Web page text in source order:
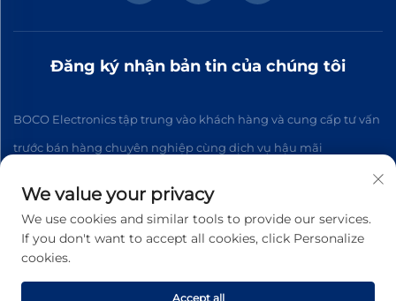
Đăng ký nhận bản tin của chúng tôi
BOCO Electronics tập trung vào khách hàng và cung cấp tư vấn
trước bán hàng chuyên nghiệp cùng dịch vụ hậu mãi
We value your privacy
We use cookies and similar tools to provide our services.
If you don't want to accept all cookies, click Personalize
cookies.
Accept all